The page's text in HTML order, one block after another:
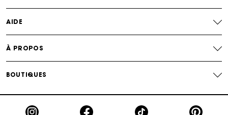
AIDE
À PROPOS
BOUTIQUES